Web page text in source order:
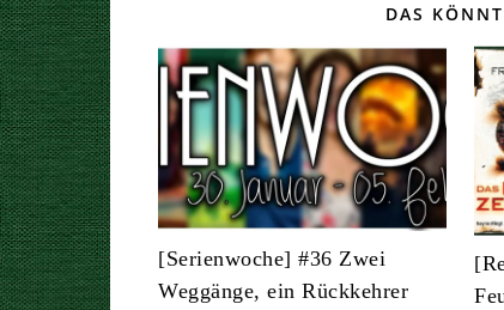
DAS
[Serienwoche] #36 Zwei
Weggänge, ein Rückkehrer